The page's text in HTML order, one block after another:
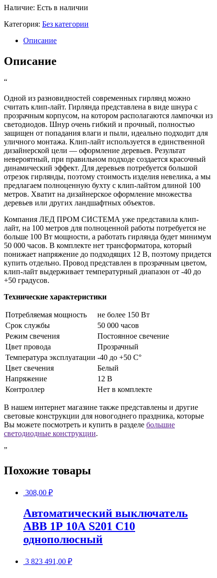
Наличие: Есть в наличии
Категория: Без категории
Описание
Описание
“
Одной из разновидностей современных гирлянд можно
считать клип-лайт. Гирлянда представлена в виде шнура с
прозрачным корпусом, на котором располагаются лампочки из
светодиодов. Шнур очень гибкий и прочный, полностью
защищен от попадания влаги и пыли, идеально подходит для
уличного монтажа. Клип-лайт используется в единственной
дизайнерской цели — оформление деревьев. Результат
невероятный, при правильном подходе создается красочный
динамический эффект. Для деревьев потребуется большой
отрезок гирлянды, поэтому стоимость изделия невелика, а мы
предлагаем полноценную бухту с клип-лайтом длиной 100
метров. Хватит на дизайнерское оформление множества
деревьев или других ландшафтных объектов.
Компания ЛЕД ПРОМ СИСТЕМА уже представила клип-
лайт, на 100 метров для полноценной работы потребуется не
больше 100 Вт мощности, а работать гирлянда будет минимум
50 000 часов. В комплекте нет трансформатора, который
понижает напряжение до подходящих 12 В, поэтому придется
купить отдельно. Провод представлен в прозрачным цветом,
клип-лайт выдерживает температурный диапазон от -40 до
+50 градусов.
Технические характеристики
Потребляемая мощность
не более 150 Вт
Срок службы
50 000 часов
Режим свечения
Постоянное свечение
Цвет провода
Прозрачный
Температура эксплуатации -40 до +50 C°
Цвет свечения
Белый
Напряжение
12 В
Контроллер
Нет в комплекте
В нашем интернет магазине также представлены и другие
световые конструкции для новогоднего праздника, которые
Вы можете посмотреть и купить в разделе большие
светодиодные конструкции.
”
Похожие товары
308,00 ₽
Автоматический выключатель
АВВ 1Р 10А S201 C10
однополюсный
3 823 491,00 ₽